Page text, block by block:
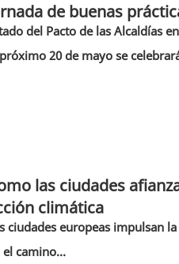
de buenas
del Pacto de las Alcaldías
20 de mayo se
las ciudades
climática
ciudades europeas impulsan
el camino...